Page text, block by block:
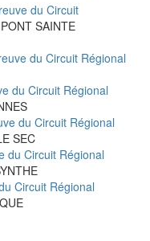
du Circuit
SAINTE
du Circuit Régional
du Circuit Régional
du Circuit Régional
SEC
du Circuit Régional
Circuit Régional